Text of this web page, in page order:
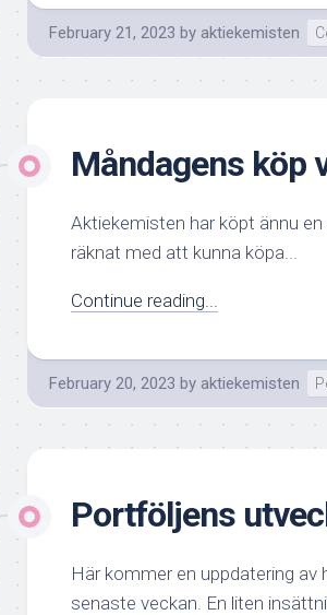
February 21, 2023 by aktiekemisten
Måndagens köp
Aktiekemisten har köpt ännu
räknat med att kunna köpa...
Continue reading...
February 20, 2023 by aktiekemisten
Portföljens
Här kommer en uppdatering
senaste veckan. En liten